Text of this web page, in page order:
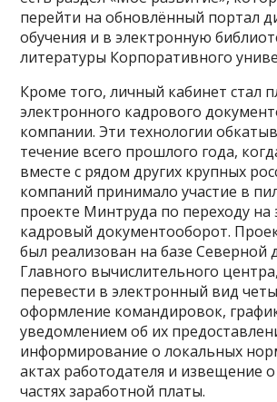
перейти на обновлённый портал
обучения и в электронную
литературы Корпоративного
Кроме того, личный кабинет стал
электронного кадрового
компании. Эти технологии
течение всего прошлого года,
вместе с рядом других крупных
компаний принимало участие в
проекте Минтруда по переходу на
кадровый документооборот.
был реализован на базе Северной
Главного вычислительного
перевести в электронный вид
оформление командировок,
уведомлением об их
информирование о локальных
актах работодателя и извещение
частях заработной платы.